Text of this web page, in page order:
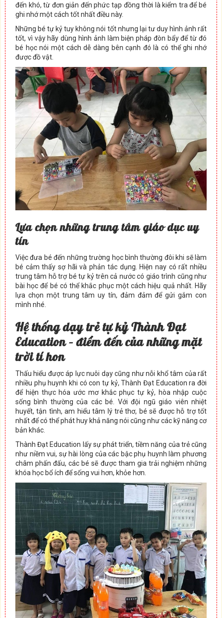
đến khó, từ đơn giản đến phức tạp đồng thời là kiểm tra để bé
ghi nhớ một cách tốt nhất điều này.
Những bé tự kỷ tuy không nói tốt nhưng lại tư duy hình ảnh rất
tốt, vì vậy hãy dùng hình ảnh làm biện pháp đòn bẩy để từ đó
bé học nói một cách dễ dàng bên cạnh đó là có thể ghi nhớ
được đồ vật.
Lựa chọn những trung tâm giáo dục uy
tín
Việc đưa bé đến những trường học bình thường đôi khi sẽ làm
bé cảm thấy sợ hãi và phản tác dụng. Hiện nay có rất nhiều
trung tâm hỗ trợ bé tự kỷ trên cả nước có giáo trình cũng như
bài học để bé có thể khắc phục một cách hiệu quả nhất. Hãy
lựa chọn một trung tâm uy tín, đảm đảm để gửi gắm con
mình nhé.
Hệthống dạy trẻtựkỷThành Đạt
Education – điểm đến của những mặt
trời tí hon
Thấu hiểu được áp lực nuôi dạy cũng như nỗi khổ tâm của rất
nhiều phụ huynh khi có con tự kỷ, Thành Đạt Education ra đời
để hiện thực hóa ước mơ khắc phục tự kỷ, hòa nhập cuộc
sống bình thường của các bé. Với đội ngũ giáo viên nhiệt
huyết, tận tình, am hiểu tâm lý trẻ thơ, bé sẽ được hỗ trợ tốt
nhất để có thể phát huy khả năng nói cũng như các kỹ năng cơ
bản khác.
Thành Đạt Education lấy sự phát triển, tiềm năng của trẻ cũng
như niềm vui, sự hài lòng của các bậc phụ huynh làm phương
châm phấn đấu, các bé sẽ được tham gia trải nghiệm những
khóa học bổ ích để sống vui hơn, khỏe hơn.